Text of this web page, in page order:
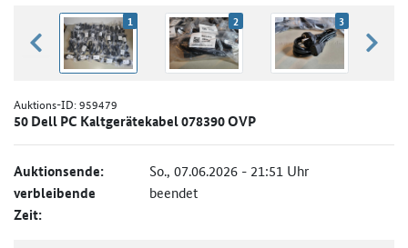
zurück blättern
1 2 3
Auktions-ID:959479
50 Dell PC Kaltgerätekabel 078390 OVP
Auktionsende: So., 07.06.2026 - 21:51 Uhr
verbleibende
Zeit:
beendet